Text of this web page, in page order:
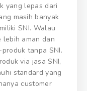
yang lepas dari
masih banyak
SNI. Walau
lebih aman dan
tanpa SNI.
via jasa SNI,
standard yang
customer